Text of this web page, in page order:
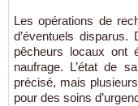
Les opérations de
d’éventuels
pêcheurs locaux ont
naufrage. L’état de
précisé, mais
pour des soins